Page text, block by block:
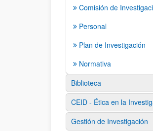
Comisión de
Personal
Plan de Investigación
Normativa
Biblioteca
CEID - Ética en la
Gestión de Investigación